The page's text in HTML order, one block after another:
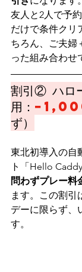
友人と2人で予
だけで条件クリ
ちろん、ご夫婦
った組み合わせ
割引② ハロ
用：
ず）
東北初導入の自
ト「Hello
問わずプレー料
ます。この割引
デーに限らず、
す。